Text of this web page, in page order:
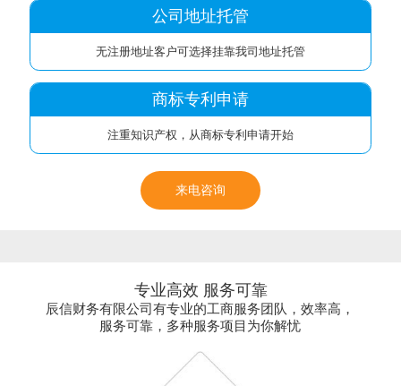
公司地址托管
无注册地址客户可选择挂靠我司地址托管
商标专利申请
注重知识产权，从商标专利申请开始
来电咨询
专业高效 服务可靠
辰信财务有限公司有专业的工商服务团队，效率高，
服务可靠，多种服务项目为你解忧